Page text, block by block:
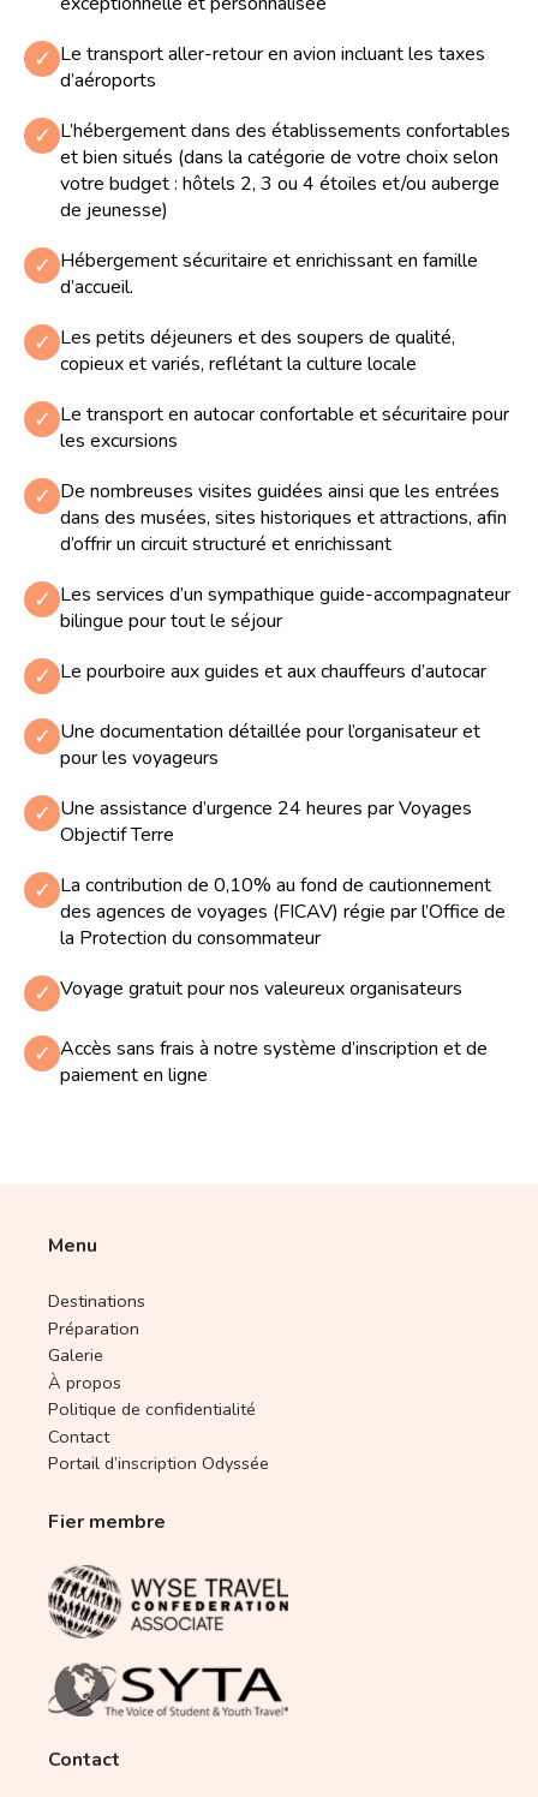
✓ Le transport aller-retour en avion incluant les taxes
d’aéroports
✓ L’hébergement dans des établissements confortables
et bien situés (dans la catégorie de votre choix selon
votre budget : hôtels 2, 3 ou 4 étoiles et/ou auberge
de jeunesse)
✓ Hébergement sécuritaire et enrichissant en famille
d’accueil.
✓ Les petits déjeuners et des soupers de qualité,
copieux et variés, reflétant la culture locale
✓ Le transport en autocar confortable et sécuritaire pour
les excursions
✓ De nombreuses visites guidées ainsi que les entrées
dans des musées, sites historiques et attractions, afin
d’offrir un circuit structuré et enrichissant
✓ Les services d’un sympathique guide-accompagnateur
bilingue pour tout le séjour
✓ Le pourboire aux guides et aux chauffeurs d’autocar
✓ Une documentation détaillée pour l’organisateur et
pour les voyageurs
✓ Une assistance d’urgence 24 heures par Voyages
Objectif Terre
✓ La contribution de 0,10% au fond de cautionnement
des agences de voyages (FICAV) régie par l’Office de
la Protection du consommateur
✓ Voyage gratuit pour nos valeureux organisateurs
✓ Accès sans frais à notre système d’inscription et de
paiement en ligne
Menu
Destinations
Préparation
Galerie
À propos
Politique de confidentialité
Contact
Portail d’inscription Odyssée
Fier membre
Contact